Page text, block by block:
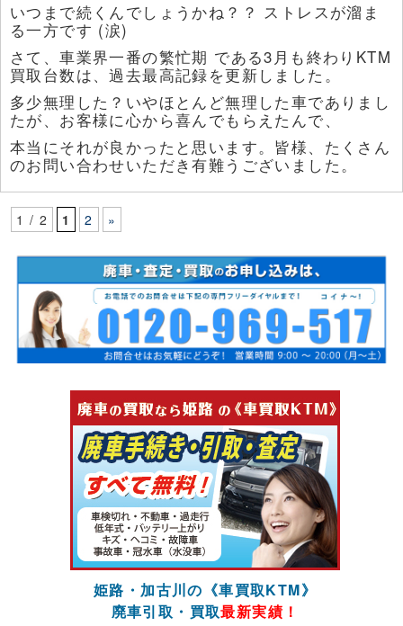
いつまで続くんでしょうかね？？ ストレスが溜ま
る一方です (涙)
さて、車業界一番の繁忙期 である3月も終わりKTM
買取台数は、過去最高記録を更新しました。
多少無理した？いやほとんど無理した車でありまし
たが、お客様に心から喜んでもらえたんで、
本当にそれが良かったと思います。皆様、たくさん
のお問い合わせいただき有難うございました。
1 / 2 1 2 »
姫路・加古川の《車買取KTM》
廃車引取・買取最新実績！